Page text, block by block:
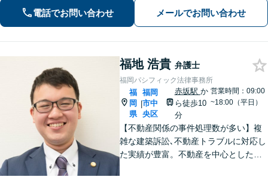
件】【刑事事件】の豊富な経験を活か
し、相談者様のお悩み解決に向けサポ
電話でお問い合わせ メールでお問い合わせ
福地 浩貴 弁護士
福岡パシフィック法律事務所
福
岡
県
|
福岡
市中
央区
赤坂駅 か
ら徒歩10
分
営業時間：09:00
~18:00（平日）
【不動産関係の事件処理数が多い】複
雑な建築訴訟､不動産トラブルに対応し
た実績が豊富。不動産を中心とした相